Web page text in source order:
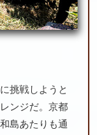
挑戦しようと
ンジだ。京都
島あたりも通